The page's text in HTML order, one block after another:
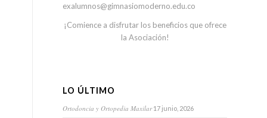
exalumnos@gimnasiomoderno.edu.co
¡Comience a disfrutar los beneficios que ofrece
la Asociación!
LO ÚLTIMO
Ortodoncia y Ortopedia Maxilar 17 junio, 2026